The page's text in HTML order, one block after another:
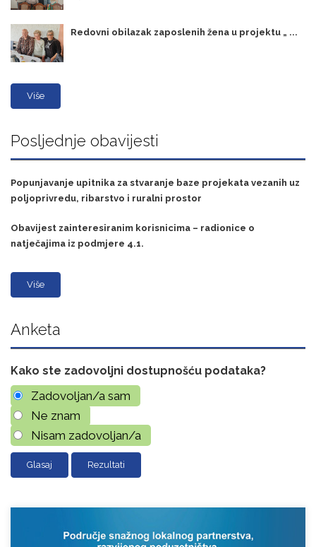
Redovni obilazak zaposlenih žena u projektu „ ...
Više
Posljednje obavijesti
Popunjavanje upitnika za stvaranje baze projekata vezanih uz
poljoprivredu, ribarstvo i ruralni prostor
Obavijest zainteresiranim korisnicima – radionice o
natječajima iz podmjere 4.1.
Više
Anketa
Kako ste zadovoljni dostupnošću podataka?
Zadovoljan/a sam
Ne znam
Nisam zadovoljan/a
Rezultati